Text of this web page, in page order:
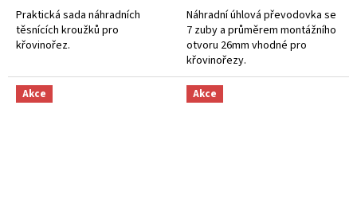
Praktická sada náhradních
těsnících kroužků pro
křovinořez.
Náhradní úhlová převodovka se
7 zuby a průměrem montážního
otvoru 26mm vhodné pro
křovinořezy.
Akce Akce